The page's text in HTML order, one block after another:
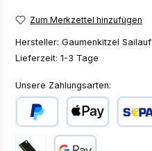
Zum Merkzettel hinzufügen
Hersteller: Gaumenkitzel Sailauf
Lieferzeit: 1-3 Tage
Unsere Zahlungsarten:
PayPal Apple Pay